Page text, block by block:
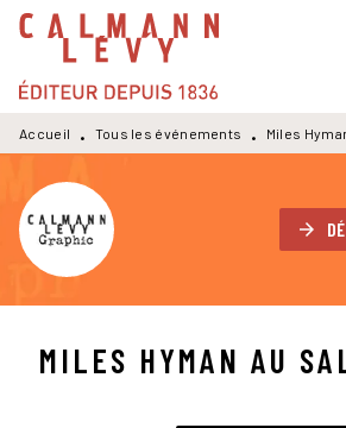
MENU RECHERCHE
PIED DE PAGE
Accueil • Tous les événements • Miles
arrow_forward
MILES HYMAN AU